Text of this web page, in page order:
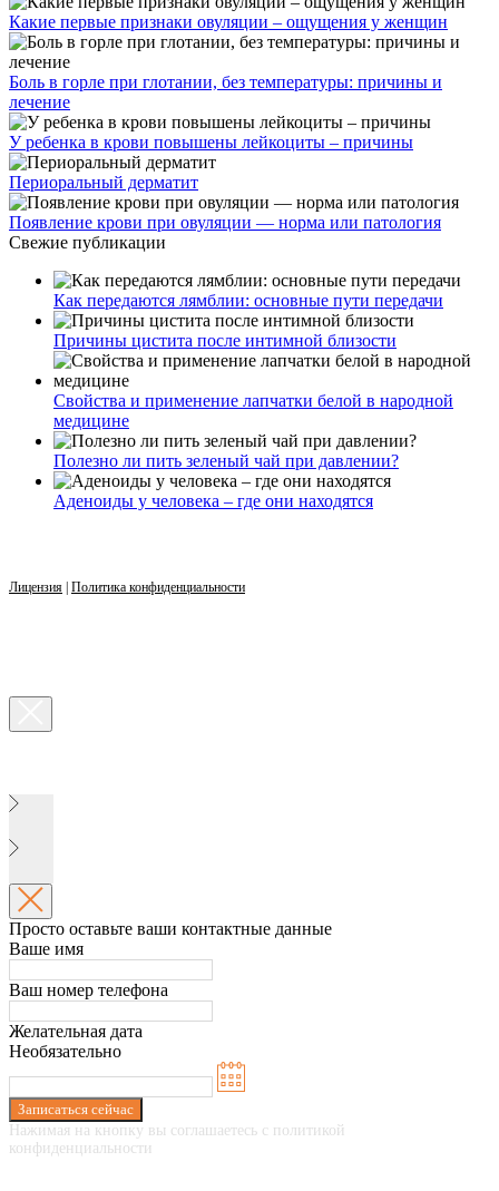
Какие первые признаки овуляции – ощущения у женщин
Боль в горле при глотании, без температуры: причины и
лечение
У ребенка в крови повышены лейкоциты – причины
Периоральный дерматит
Появление крови при овуляции — норма или патология
Свежие публикации
Как передаются лямблии: основные пути передачи
Причины цистита после интимной близости
Свойства и применение лапчатки белой в народной
медицине
Полезно ли пить зеленый чай при давлении?
Аденоиды у человека – где они находятся
Лицензия Политика конфиденциальности
Просто оставьте ваши контактные данные
Ваше имя
Ваш номер телефона
Желательная дата
Необязательно
Записаться сейчас
Нажимая на кнопку вы соглашаетесь с политикой
конфиденциальности